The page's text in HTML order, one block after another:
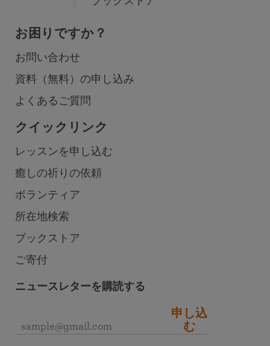
お困りですか？
お問い合わせ
資料（無料）の申し込み
よくあるご質問
クイックリンク
レッスンを申し込む
癒しの祈りの依頼
ボランティア
所在地検索
ブックストア
ご寄付
ニュースレターを購読する
申し込
む